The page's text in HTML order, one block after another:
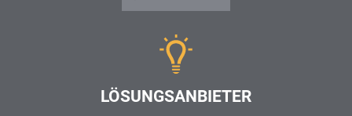
LÖSUNGSANBIETER